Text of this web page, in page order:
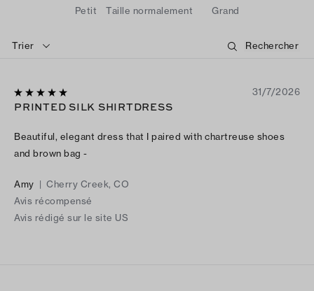
Petit Taille normalement Grand
Trier
31/7/2026
PRINTED SILK SHIRTDRESS
Beautiful, elegant dress that I paired with chartreuse shoes
and brown bag -
Amy | Cherry Creek, CO
Avis récompensé
Avis rédigé sur le site US